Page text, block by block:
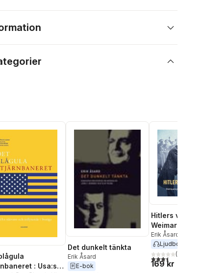
: Usa:s
Det dunkelt tänkta
Erik Åsard
E-bok
Hitlers väg till
från
diktatur
Erik Åsard
Ljudbok
3,5utav 5(
169 kr